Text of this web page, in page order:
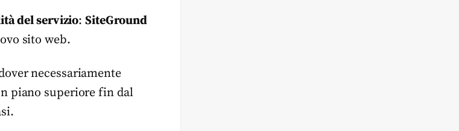
del servizio:SiteGround
sito web.
necessariamente
piano superiore fin dal